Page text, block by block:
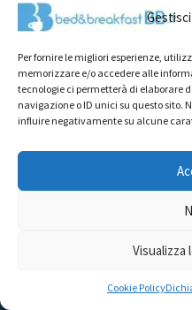
Per fornire le migliori esperienze,
memorizzare e/o accedere alle
tecnologie ci permetterà di elaborare
navigazione o ID unici su questo sito.
influire negativamente su alcune
Visualizza
Cookie Policy
Tipologie di alloggio
Destinazioni
Il mio account
2022@ All Rights Reserved |
L’accesso o l’utilizzo di questo
RICHIEDI